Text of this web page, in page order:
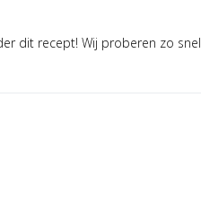
dit recept! Wij proberen zo snel